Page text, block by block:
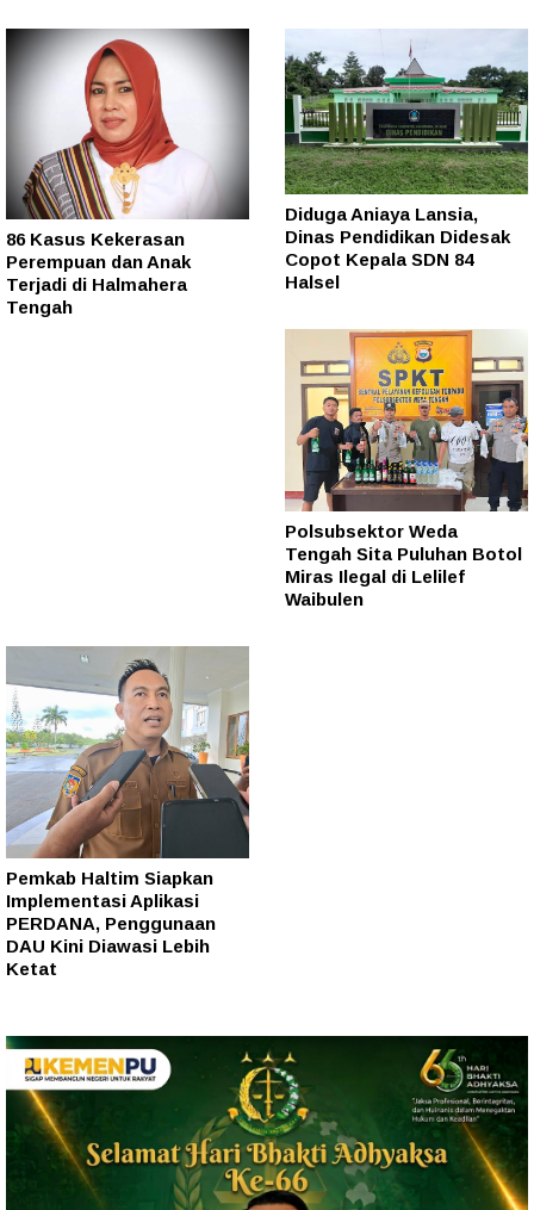
86 Kasus Kekerasan
Perempuan dan Anak
Terjadi di Halmahera
Tengah
Diduga Aniaya Lansia,
Dinas Pendidikan Didesak
Copot Kepala SDN 84
Halsel
Polsubsektor Weda
Tengah Sita Puluhan Botol
Miras Ilegal di Lelilef
Waibulen
Pemkab Haltim Siapkan
Implementasi Aplikasi
PERDANA, Penggunaan
DAU Kini Diawasi Lebih
Ketat